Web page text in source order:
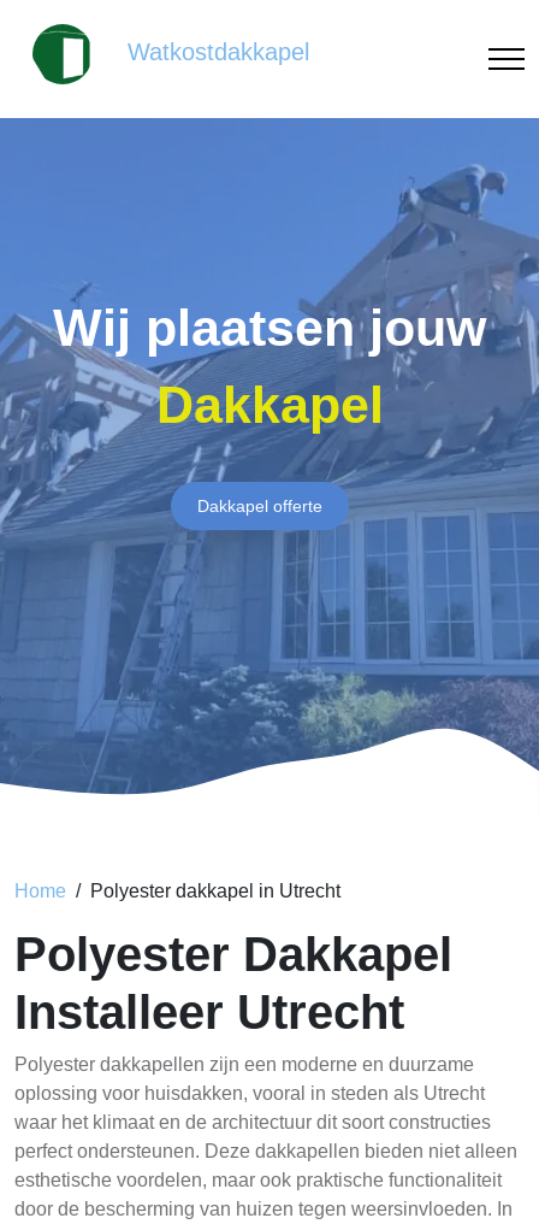
Watkostdakkapel
Wij plaatsen jouw
Dakkapel
Dakkapel offerte
Home Polyester dakkapel in Utrecht
Polyester Dakkapel
Installeer Utrecht
Polyester dakkapellen zijn een moderne en duurzame
oplossing voor huisdakken, vooral in steden als Utrecht
waar het klimaat en de architectuur dit soort constructies
perfect ondersteunen. Deze dakkapellen bieden niet alleen
esthetische voordelen, maar ook praktische functionaliteit
door de bescherming van huizen tegen weersinvloeden. In